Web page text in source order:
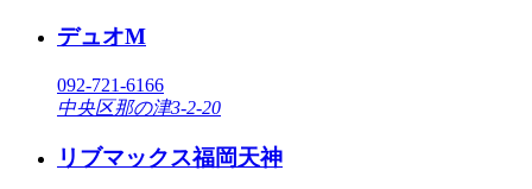
デュオM
092-721-6166
中央区那の津3-2-20
リブマックス福岡天神